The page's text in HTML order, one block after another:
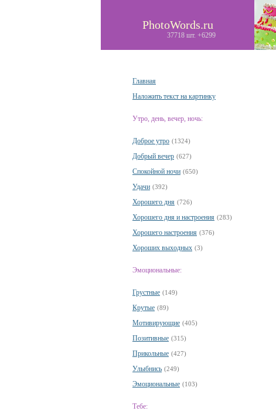
PhotoWords.ru
37718 шт. +6299
Главная
Наложить текст на картинку
Утро, день, вечер, ночь:
Доброе утро (1324)
Добрый вечер (627)
Спокойной ночи (650)
Удачи (392)
Хорошего дня (726)
Хорошего дня и настроения (283)
Хорошего настроения (376)
Хороших выходных (3)
Эмоциональные:
Грустные (149)
Крутые (89)
Мотивирующие (405)
Позитивные (315)
Прикольные (427)
Улыбнись (249)
Эмоциональные (103)
Тебе: